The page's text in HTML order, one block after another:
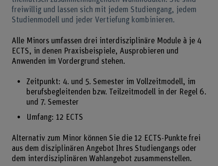
freiwillig und lassen sich mit jedem Studiengang, jedem
Studienmodell und jeder Vertiefung kombinieren.
Alle Minors umfassen drei interdisziplinäre Module à je 4
ECTS, in denen Praxisbeispiele, Ausprobieren und
Anwenden im Vordergrund stehen.
Zeitpunkt: 4. und 5. Semester im Vollzeitmodell, im
berufsbegleitenden bzw. Teilzeitmodell in der Regel 6.
und 7. Semester
Umfang: 12 ECTS
Alternativ zum Minor können Sie die 12 ECTS-Punkte frei
aus dem disziplinären Angebot Ihres Studiengangs oder
dem interdisziplinären Wahlangebot zusammenstellen.